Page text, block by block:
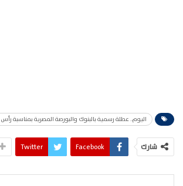
اليوم.. عطلة رسمية بالبنوك والبورصة المصرية بمناسبة
شارك Facebook
Twitter